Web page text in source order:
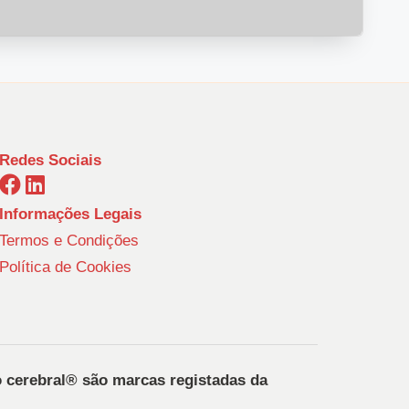
Redes Sociais
Informações Legais
Termos e Condições
Política de Cookies
são marcas registadas da